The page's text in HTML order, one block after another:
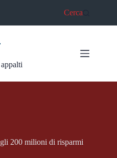
Cerca
200 milioni di risparmi